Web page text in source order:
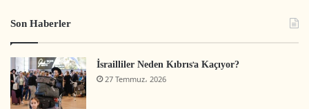
söylem politikalarındaki dönüşümleri de
Filistin toplumundaki ekonomik
dönüşümler:
Son Haberler
İsrailliler Neden Kıbrıs’a Kaçıyor?
27 Temmuz، 2026